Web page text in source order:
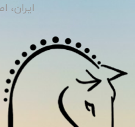
ایران،